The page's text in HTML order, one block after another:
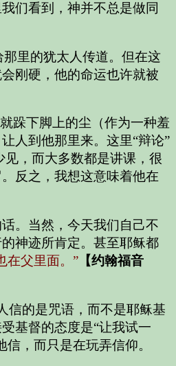
们看到，神并不总是做同
里的犹太人传道。但在这
刚硬，他的命运也许就被
跺下脚上的尘（作为一种羞
人到他那里来。这里“辩论”
见，而大多数都是讲课，很
反之，我想这意味着他在
。当然，今天我们自己不
神迹所肯定。甚至耶稣都
在父里面。” 【约翰福音
信的是咒语，而不是耶稣基
基督的态度是“让我试一
，而只是在玩弄信仰。